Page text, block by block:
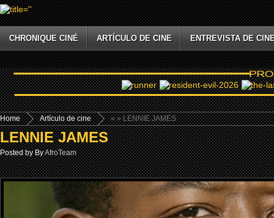
CHRONIQUE CINÉ ARTÍCULO DE CINE ENTREVISTA DE
Home »
Artículo de cine » LENNIE JAMES
LENNIE JAMES
Posted by ByAfroTeam